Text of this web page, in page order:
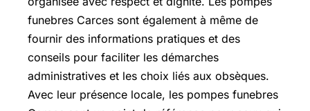
funebres Carces sont également à même de
fournir des informations pratiques et des
conseils pour faciliter les démarches
administratives et les choix liés aux obsèques.
Avec leur présence locale, les pompes funebres